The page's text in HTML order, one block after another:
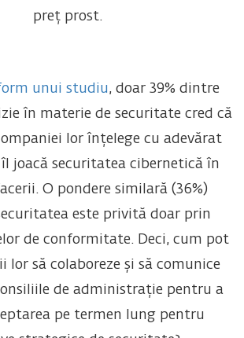
preț prost.
unui studiu, doar 39% dintre
în materie de securitate cred că
lor înțelege cu adevărat
joacă securitatea cibernetică în
O pondere similară (36%)
este privită doar prin
de conformitate. Deci, cum pot
lor să colaboreze și să comunice
de administrație pentru a
pe termen lung pentru